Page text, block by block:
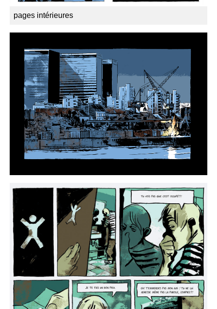
pages intérieures